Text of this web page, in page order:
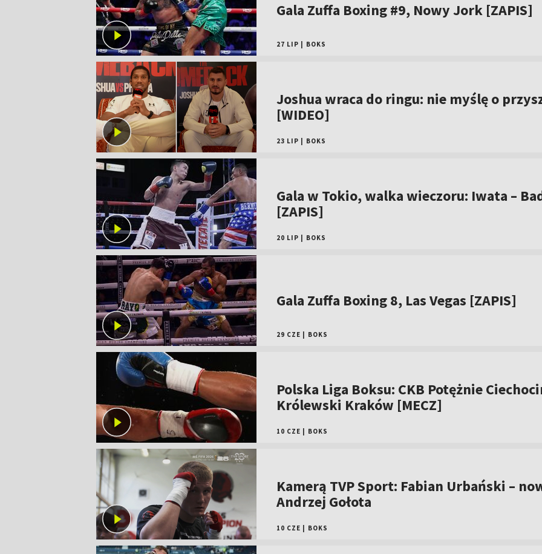
Gala Zuffa Boxing #9, Nowy Jork [ZAPIS]
27 LIP BOKS
Joshua wraca do ringu: nie myślę o
[WIDEO]
23 LIP BOKS
Gala w Tokio, walka wieczoru: Iwata –
[ZAPIS]
20 LIP BOKS
Gala Zuffa Boxing 8, Las Vegas [ZAPIS]
29 CZE BOKS
Polska Liga Boksu: CKB Potężnie
Królewski Kraków [MECZ]
10 CZE BOKS
Kamerą TVP Sport: Fabian Urbański –
Andrzej Gołota
10 CZE BOKS